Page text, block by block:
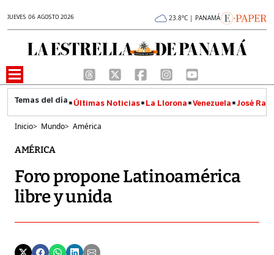
JUEVES 06 AGOSTO 2026 23.8°C | PANAMÁ
Últimas Noticias La Llorona Venezuela José
Inicio> Mundo> América
AMÉRICA
Foro propone Latinoamérica
libre y unida